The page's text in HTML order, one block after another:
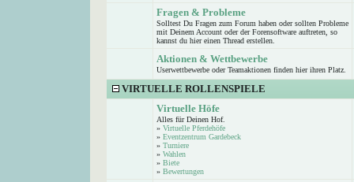
Fragen & Probleme
Solltest Du Fragen zum Forum haben oder sollten Probleme
mit Deinem Account oder der Forensoftware auftreten, so
kannst du hier einen Thread erstellen.
Aktionen & Wettbewerbe
Userwettbewerbe oder Teamaktionen finden hier ihren Platz.
VIRTUELLE ROLLENSPIELE
Virtuelle Höfe
Alles für Deinen Hof.
» Virtuelle Pferdehöfe
» Eventzentrum Gardebeck
» Turniere
» Wahlen
» Biete
» Bewertungen